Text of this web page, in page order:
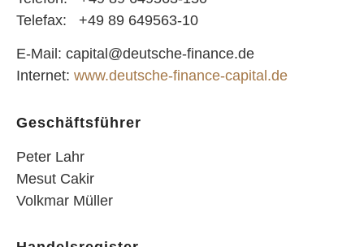
Telefax: +49 89 649563-10
E-Mail: capital@deutsche-finance.de
Internet: www.deutsche-finance-capital.de
Geschäftsführer
Peter Lahr
Mesut Cakir
Volkmar Müller